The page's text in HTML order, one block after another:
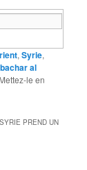
,Syrie,
bachar al
le en
PREND UN